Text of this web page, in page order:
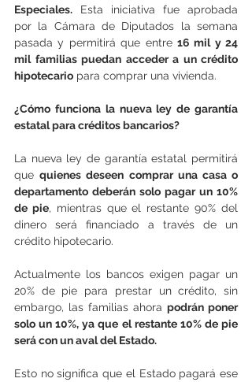
Especiales. Esta iniciativa fue aprobada
por la Cámara de Diputados la semana
pasada y permitirá que entre 16 mil y 24
mil familias puedan acceder a un crédito
hipotecario para comprar una vivienda.
¿Cómo funciona la nueva ley de garantía
estatal para créditos bancarios?
La nueva ley de garantía estatal permitirá
que quienes deseen comprar una casa o
departamento deberán solo pagar un 10%
de pie, mientras que el restante 90% del
dinero será financiado a través de un
crédito hipotecario.
Actualmente los bancos exigen pagar un
20% de pie para prestar un crédito, sin
embargo, las familias ahora podrán poner
solo un 10%, ya que el restante 10% de pie
será con un aval del Estado.
Esto no significa que el Estado pagará ese